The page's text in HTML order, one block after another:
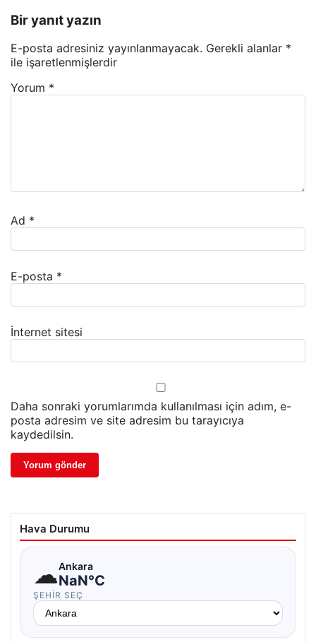
Bir yanıt yazın
E-posta adresiniz yayınlanmayacak. Gerekli alanlar *
ile işaretlenmişlerdir
Yorum *
Ad *
E-posta *
İnternet sitesi
Daha sonraki yorumlarımda kullanılması için adım, e-
posta adresim ve site adresim bu tarayıcıya
kaydedilsin.
Hava Durumu
☁Ankara
NaN°C
ŞEHIR SEÇ